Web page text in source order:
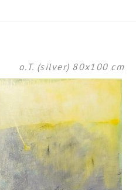
o.T. (silver) 80x100 cm